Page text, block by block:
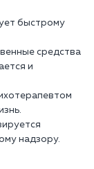
быстрому
средства
и
надзору.